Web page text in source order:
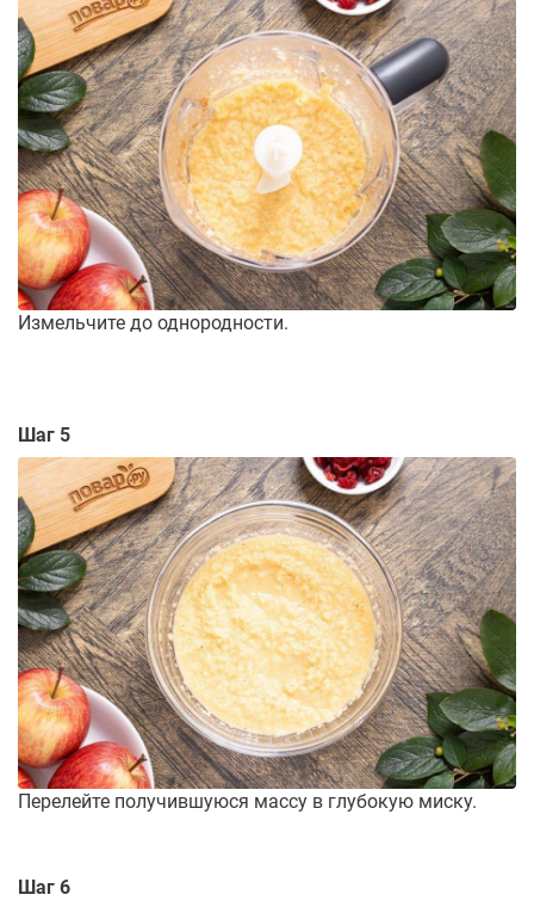
Измельчите до однородности.
Шаг 5
Перелейте получившуюся массу в глубокую миску.
Шаг 6